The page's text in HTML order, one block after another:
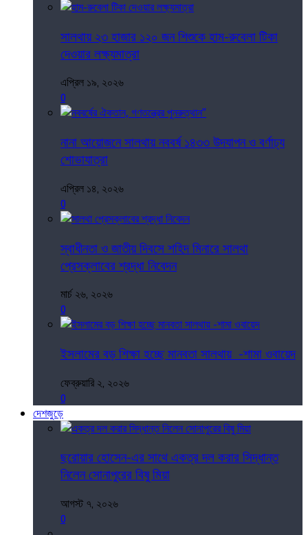
সালথায় ২৩ হাজার ১২০ জন শিশুকে হাম-রুবেলা টিকা
দেওয়ার লক্ষ্যমাত্রা
এপ্রিল ১৯, ২০২৬
0
নানা আয়োজনে সালথায় নববর্ষ ১৪৩৩ উদযাপন ও বর্ণাঢ্য
শোভাযাত্রা
এপ্রিল ১৪, ২০২৬
0
স্বাধীনতা ও জাতীয় দিবসে শহিদ মিনারে সালথা
প্রেসক্লাবের শ্রদ্ধা নিবেদন
মার্চ ২৬, ২০২৬
0
ইসলামের বড় শিক্ষা হচ্ছে মানবতা সালথায় -শামা ওবায়েদ
ফেব্রুয়ারি ২, ২০২৬
0
দেশজুড়ে
ছরোয়ার হোসেন-এর সাথে একত্র দল করার সিদ্ধান্ত
নিলেন সোনাপুরের বিষু মিয়া
আগস্ট ৭, ২০২৬
0